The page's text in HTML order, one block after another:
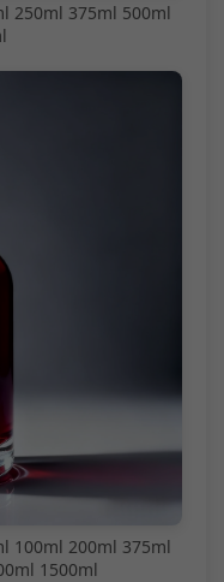
250ml 375ml 500ml
100ml 200ml 375ml
1500ml